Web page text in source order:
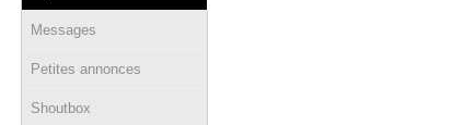
Messages
Petites annonces
Shoutbox